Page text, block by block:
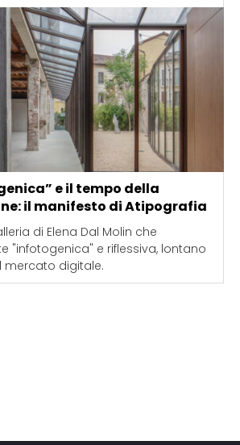
e il tempo della
il manifesto di Atipografia
di Elena Dal Molin che
"infotogenica" e riflessiva, lontano
mercato digitale.